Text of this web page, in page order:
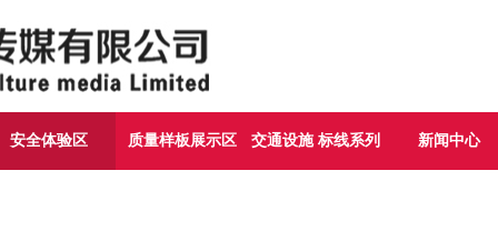
安全体验区 质量样板展示区 交通设施 标线系列 新闻中心